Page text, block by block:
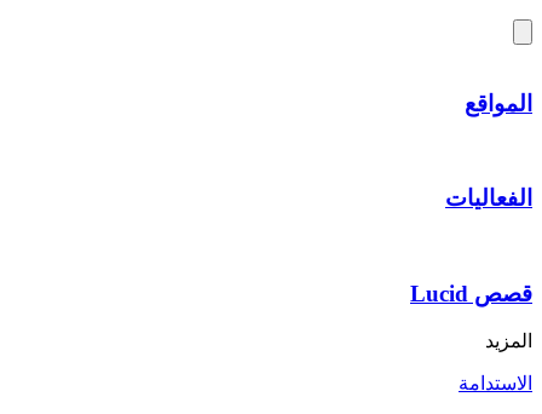
المواقع
الفعاليات
قصص Lucid
المزيد
الاستدامة